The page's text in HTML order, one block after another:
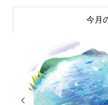
今月
